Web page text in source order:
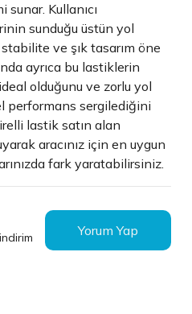
Kullanıcı
sunduğu üstün yol
ve şık tasarım öne
ayrıca bu lastiklerin
olduğunu ve zorlu yol
performans sergilediğini
lastik satın alan
aracınız için en uygun
fark yaratabilirsiniz.
Yorum Yap